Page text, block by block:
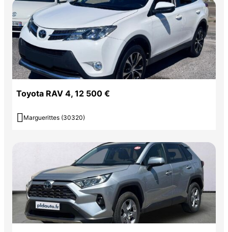
Toyota RAV 4, 12 500 €
 Marguerittes (30320)